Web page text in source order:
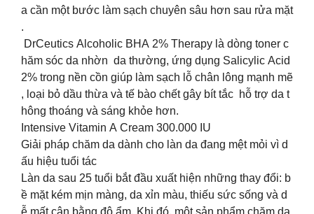
a cần một bước làm sạch chuyên sâu hơn sau rửa mặt
.
️ DrCeutics Alcoholic BHA 2% Therapy là dòng toner c
hăm sóc da nhờn da thường, ứng dụng Salicylic Acid
2% trong nền cồn giúp làm sạch lỗ chân lông mạnh mẽ
, loại bỏ dầu thừa và tế bào chết gây bít tắc hỗ trợ da t
hông thoáng và sáng khỏe hơn.
Intensive Vitamin A Cream 300.000 IU
Giải pháp chăm da dành cho làn da đang mệt mỏi vì d
ấu hiệu tuổi tác
️️Làn da sau 25 tuổi bắt đầu xuất hiện những thay đổi: b
ề mặt kém mịn màng, da xỉn màu, thiếu sức sống và d
ễ mất cân bằng độ ẩm. Khi đó, một sản phẩm chăm da